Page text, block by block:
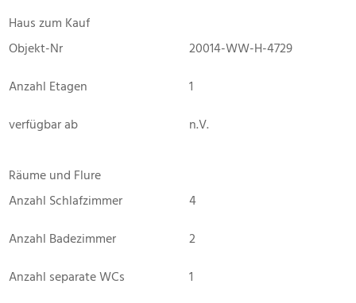
Haus zum Kauf
Objekt-Nr
20014-WW-H-4729
Anzahl Etagen
1
verfügbar ab
n.V.
Räume und Flure
Anzahl Schlafzimmer
4
Anzahl Badezimmer
2
Anzahl separate WCs
1